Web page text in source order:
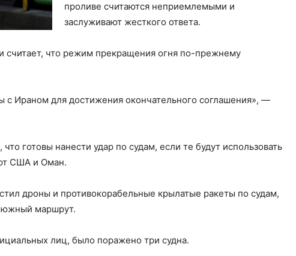
проливе считаются неприемлемыми и
заслуживают жесткого ответа.
считает, что режим прекращения огня по-прежнему
Ираном для достижения окончательного соглашения», —
готовы нанести удар по судам, если те будут использовать
США и Оман.
дроны и противокорабельные крылатые ракеты по судам,
южный маршрут.
лиц, было поражено три судна.